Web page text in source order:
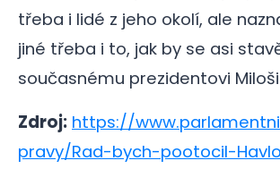
třeba i lidé z jeho okolí, ale
jiné třeba i to, jak by se asi
současnému prezidentovi
Zdroj: https://
pravy/Rad-bych-pootocil-